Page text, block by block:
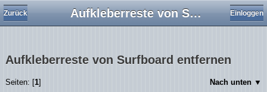
Aufkleberreste von Surfboard entfernen
Zurück Einloggen
Aufkleberreste von Surfboard entfernen
Seiten: [1] Nach unten ▼